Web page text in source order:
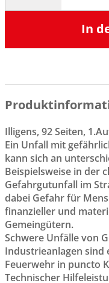
In
Illigens, 92 Seiten,
Ein Unfall mit
kann sich an
Beispielsweise in der
Gefahrgutunfall im
dabei Gefahr für
finanzieller und
Gemeingütern.
Schwere Unfälle von
Industrieanlagen
Feuerwehr in puncto
Technischer